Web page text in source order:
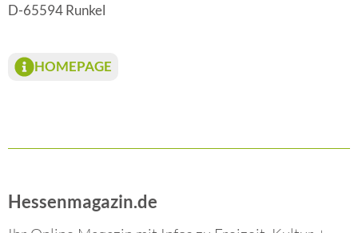
D-65594 Runkel
HOMEPAGE
Hessenmagazin.de